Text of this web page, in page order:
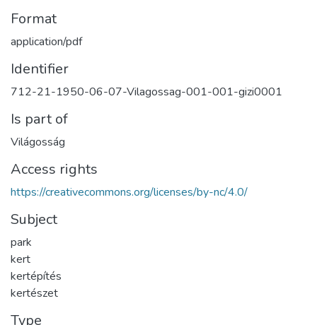
Format
application/pdf
Identifier
712-21-1950-06-07-Vilagossag-001-001-gizi0001
Is part of
Világosság
Access rights
https://creativecommons.org/licenses/by-nc/4.0/
Subject
park
kert
kertépítés
kertészet
Type